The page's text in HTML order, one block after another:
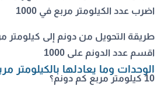
اضرب عدد الكيلومتر مربع في 1000
طريقة التحويل من دونم إلى كيلومتر
اقسم عدد الدونم على 1000
10 كيلومتر مربع كم دونم؟
الوحدات وما يعادلها بالكيلومتر